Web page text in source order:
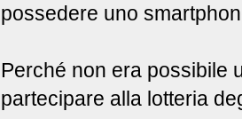
possedere uno
Perché non era possibile
partecipare alla lotteria